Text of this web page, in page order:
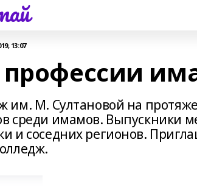
13:07
им. М. Султановой на
среди имамов. Выпускники
и соседних регионов.